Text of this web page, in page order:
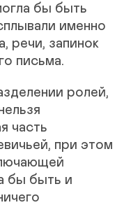
бы быть
именно
речи, запинок
письма.
ролей,
часть
при этом
бы быть и